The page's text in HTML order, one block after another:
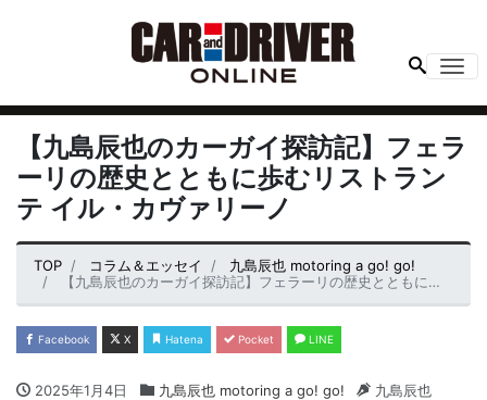
【九島辰也のカーガイ探訪記】フェラ
ーリの歴史とともに歩むリストラン
テ イル・カヴァリーノ
TOP コラム＆エッセイ
九島辰也 motoring a go! go!
【九島辰也のカーガイ探訪記】フェラーリの歴史とともに歩むリストランテ イル・カヴァリーノ
Facebook X Hatena Pocket LINE
2025年1月4日 九島辰也 motoring a go! go! 九島辰也